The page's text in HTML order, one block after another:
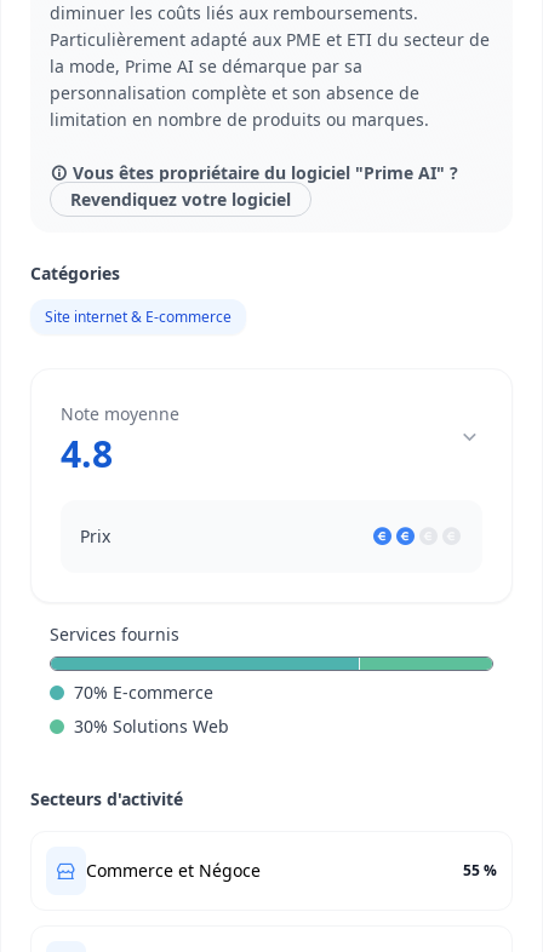
diminuer les coûts liés aux remboursements.
Particulièrement adapté aux PME et ETI du secteur de
la mode, Prime AI se démarque par sa
personnalisation complète et son absence de
limitation en nombre de produits ou marques.
Vous êtes propriétaire du logiciel "Prime AI" ?
Revendiquez votre logiciel
Catégories
Site internet & E-commerce
Note moyenne
4.8
Prix
Services fournis
70% E-commerce
30% Solutions Web
Secteurs d'activité
Commerce et Négoce 55 %